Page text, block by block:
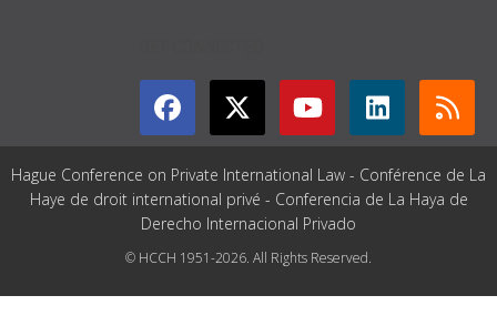
Hague Conference on Private International Law - Conférence de La
Haye de droit international privé - Conferencia de La Haya de
Derecho Internacional Privado
© HCCH 1951-2026. All Rights Reserved.